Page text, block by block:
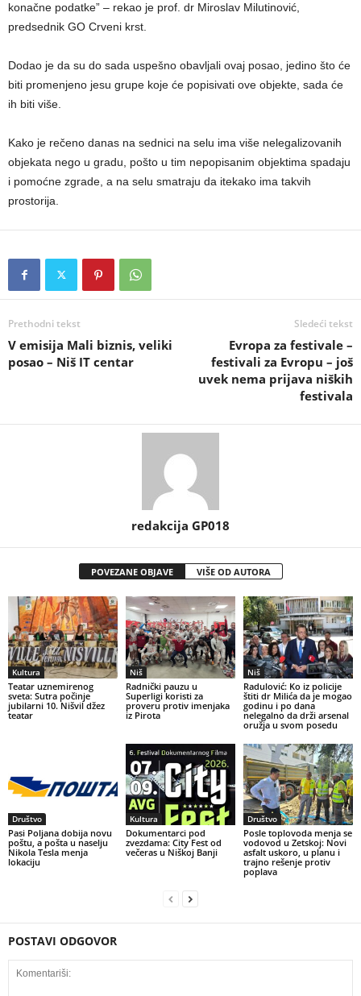
konačne podatke” – rekao je prof. dr Miroslav Milutinović,
predsednik GO Crveni krst.
Dodao je da su do sada uspešno obavljali ovaj posao, jedino što će
biti promenjeno jesu grupe koje će popisivati ove objekte, sada će
ih biti više.
Kako je rečeno danas na sednici na selu ima više nelegalizovanih
objekata nego u gradu, pošto u tim nepopisanim objektima spadaju
i pomoćne zgrade, a na selu smatraju da itekako ima takvih
prostorija.
Prethodni tekst
V emisija Mali biznis, veliki
posao – Niš IT centar
Sledeći tekst
Evropa za festivale –
festivali za Evropu – još
uvek nema prijava niških
festivala
redakcija GP018
POVEZANE OBJAVE VIŠE OD AUTORA
Kultura
Teatar uznemirenog
sveta: Sutra počinje
jubilarni 10. Nišvil džez
teatar
Niš
Radnički pauzu u
Superligi koristi za
proveru protiv imenjaka
iz Pirota
Niš
Radulović: Ko iz policije
štiti dr Milića da je mogao
godinu i po dana
nelegalno da drži arsenal
oružja u svom posedu
Društvo
Pasi Poljana dobija novu
poštu, a pošta u naselju
Nikola Tesla menja
lokaciju
Kultura
Dokumentarci pod
zvezdama: City Fest od
večeras u Niškoj Banji
Društvo
Posle toplovoda menja se
vodovod u Zetskoj: Novi
asfalt uskoro, u planu i
trajno rešenje protiv
poplava
POSTAVI ODGOVOR